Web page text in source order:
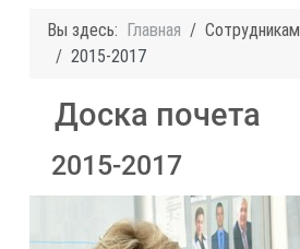
Вы здесь: Главная Сотрудникам
2015-2017
Доска почета
2015-2017